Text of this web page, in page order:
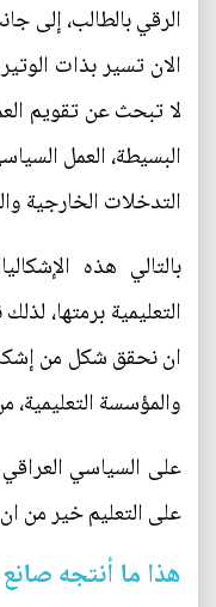
الرقي بالطالب، إلى
الان تسير بذات
لا تبحث عن تقويم
البسيطة، العمل
التدخلات الخارجية
بالتالي هذه
التعليمية برمتها،
ان نحقق شكل من
والمؤسسة
على السياسي
على التعليم خير من
هذا ما أنتجه صانع